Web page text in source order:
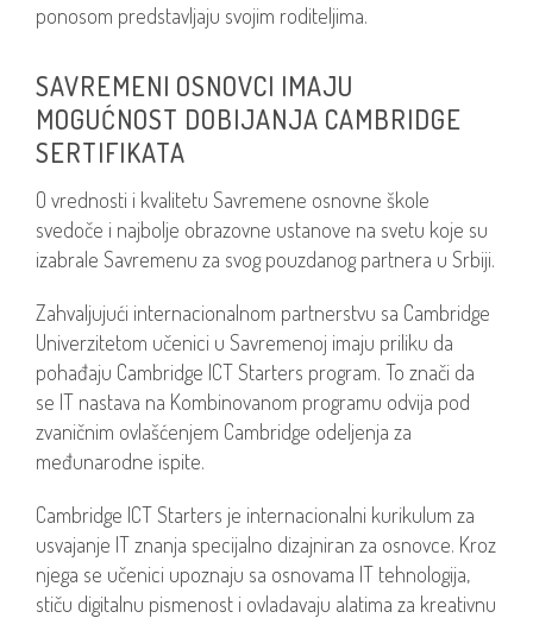
ponosom predstavljaju svojim roditeljima.
SAVREMENI OSNOVCI IMAJU
MOGUĆNOST DOBIJANJA CAMBRIDGE
SERTIFIKATA
O vrednosti i kvalitetu Savremene osnovne škole
svedoče i najbolje obrazovne ustanove na svetu koje su
izabrale Savremenu za svog pouzdanog partnera u Srbiji.
Zahvaljujući internacionalnom partnerstvu sa Cambridge
Univerzitetom učenici u Savremenoj imaju priliku da
pohađaju Cambridge ICT Starters program. To znači da
se IT nastava na Kombinovanom programu odvija pod
zvaničnim ovlašćenjem Cambridge odeljenja za
međunarodne ispite.
Cambridge ICT Starters je internacionalni kurikulum za
usvajanje IT znanja specijalno dizajniran za osnovce. Kroz
njega se učenici upoznaju sa osnovama IT tehnologija,
stiču digitalnu pismenost i ovladavaju alatima za kreativnu